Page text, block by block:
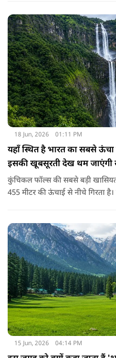
लोग यहाँ के विशाल किले और
स्वादिष्ट खाने के लिए खिंचे चले आते
आसमान बिल्कुल साफ, चमकीला और
जगहों के मुकाबले यहाँ चमकदार धूप
का नाम 'सन सिटी' पड़ा। इसके
वजह से इसे ब्लू सिटी के नाम से भी
18 Jun, 2026 01:11 PM
यहाँ स्थित है भारत का सबसे
इसकी खूबसूरती देख थम जाएंगी
कुंचिकल फॉल्स की सबसे बड़ी
455 मीटर की ऊंचाई से नीचे गिरता
पास स्थित है। ये झरना वराही नदी से
गुजरता है।
15 Jun, 2026 04:14 PM